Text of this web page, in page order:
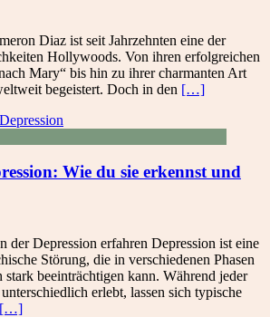
Diaz ist seit Jahrzehnten eine der
Hollywoods. Von ihren erfolgreichen
Mary“ bis hin zu ihrer charmanten Art
begeistert. Doch in den […]
Wie du sie erkennst und
der Depression erfahren Depression ist eine
Störung, die in verschiedenen Phasen
beeinträchtigen kann. Während jeder
erlebt, lassen sich typische
[…]